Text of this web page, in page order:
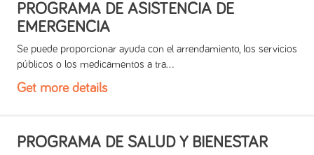
PROGRAMA DE ASISTENCIA DE
EMERGENCIA
Se puede proporcionar ayuda con el arrendamiento, los servicios
públicos o los medicamentos a tra...
Get more details
PROGRAMA DE SALUD Y BIENESTAR